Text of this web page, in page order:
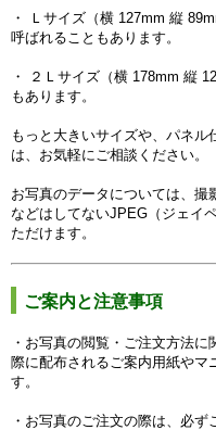
・ Ｌサイズ（横 127mm 縦
呼ばれることもあります。
・ ２Ｌサイズ（横 178mm 縦
もあります。
もっと大きいサイズや、パネ
は、お気軽にご相談ください。
お写真のデータについては、
などはしてないJPEG（ジェイ
ただけます。
ご案内と注意事項
・お写真の閲覧・ご注文方法
際に配布されるご案内用紙やマ
す。
・お写真のご注文の際は、必ず